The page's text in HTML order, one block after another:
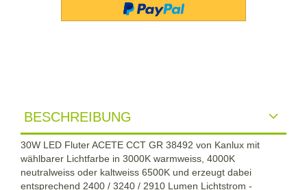
BESCHREIBUNG
30W LED Fluter ACETE CCT GR 38492 von Kanlux mit
wählbarer Lichtfarbe in 3000K warmweiss, 4000K
neutralweiss oder kaltweiss 6500K und erzeugt dabei
entsprechend 2400 / 3240 / 2910 Lumen Lichtstrom -